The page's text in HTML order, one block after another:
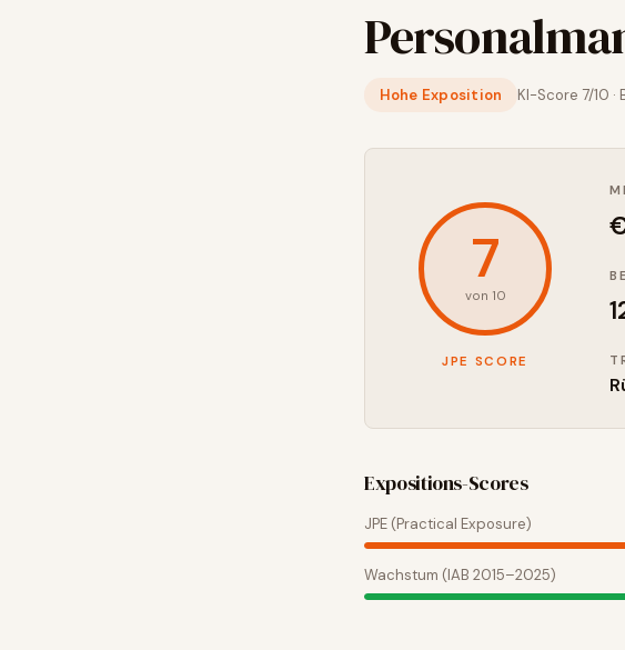
Hohe Exposition KI-Score 7/10 ·
7
von 10
JPE SCORE
Expositions-Scores
JPE (Practical Exposure)
Wachstum (IAB 2015–2025)